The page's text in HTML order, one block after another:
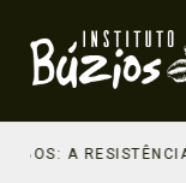
NEGRA NO